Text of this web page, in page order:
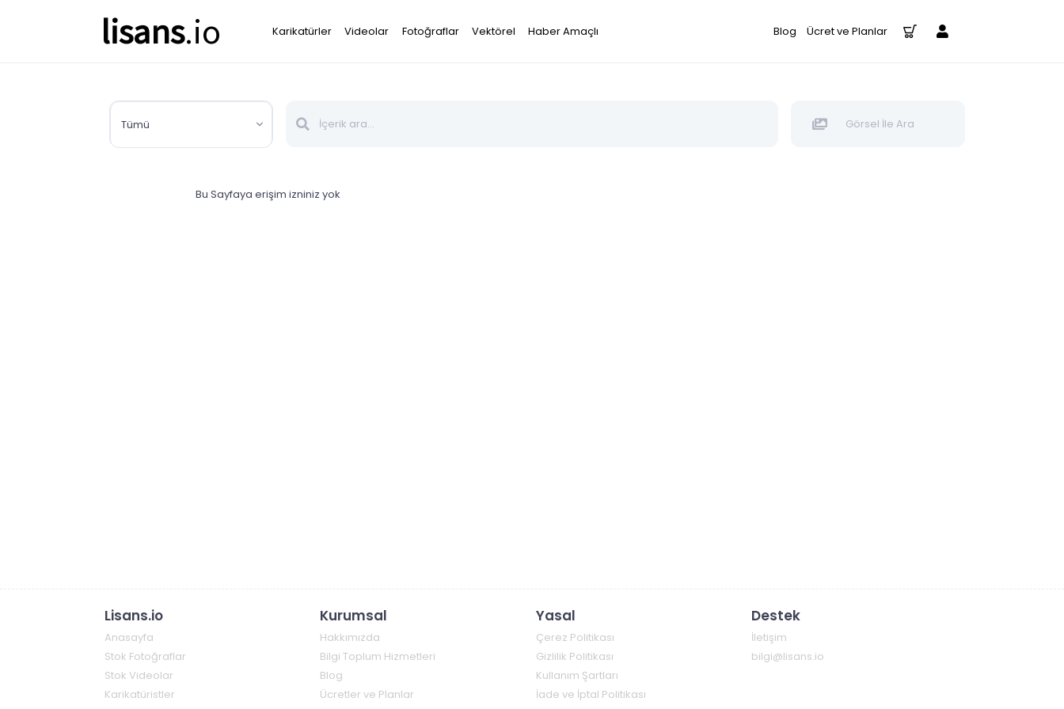
lisans.io Karikatürler Videolar Fotoğraflar Vektörel Haber Amaçlı Blog Ücret ve Planlar
Tümü Görsel İle Ara
Bu Sayfaya erişim izniniz yok
Lisans.io
Anasayfa
Stok Fotoğraflar
Stok Videolar
Karikatüristler
Kurumsal
Hakkımızda
Bilgi Toplum Hizmetleri
Blog
Ücretler ve Planlar
Yasal
Çerez Politikası
Gizlilik Politikası
Kullanım Şartları
İade ve İptal Politikası
Destek
İletişim
bilgi@lisans.io